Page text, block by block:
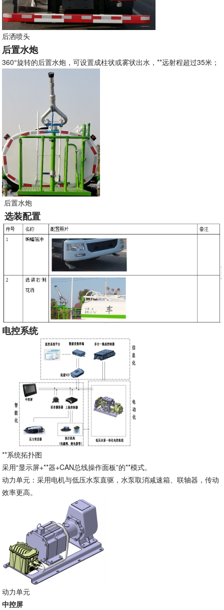
后洒喷头
后置水炮
360°旋转的后置水炮，可设置成柱状或雾状出水，**远射程超过35米；
后置水炮
选装配置
电控系统
**系统拓扑图
采用“显示屏+**器+CAN总线操作面板”的**模式。
动力单元：采用电机与低压水泵直驱，水泵取消减速箱、联轴器，传动
效率更高。
动力单元
中控屏